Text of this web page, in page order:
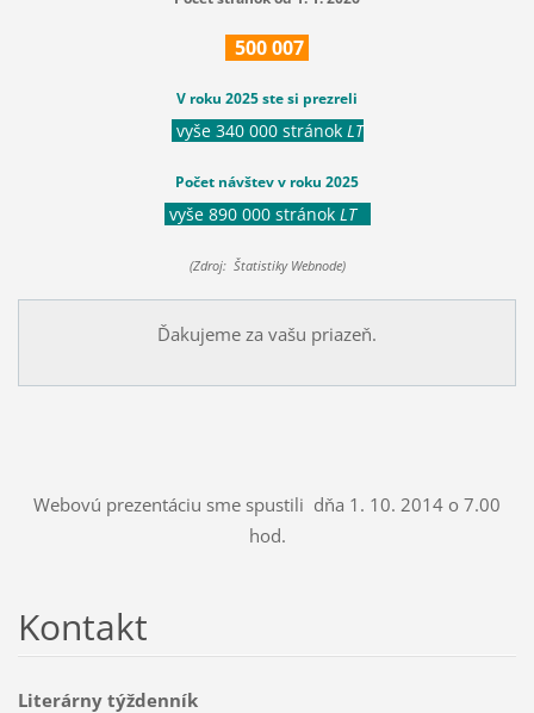
500007
V roku 2025 ste si prezreli
vyše 340 000 stránok LT
Počet návštev v roku 2025
vyše 890 000 stránok LT
(Zdroj: Štatistiky Webnode)
Ďakujeme za vašu priazeň.
Webovú prezentáciu sme spustili dňa 1. 10. 2014 o 7.00
hod.
Kontakt
Literárny týždenník